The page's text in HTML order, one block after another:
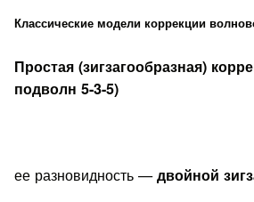
Классические модели коррекции
Простая (зигзагообразная)
подволн 5-3-5)
ее разновидность —двойной